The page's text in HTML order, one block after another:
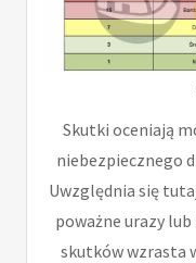
Skutki oceniają
niebezpiecznego
Uwzględnia się
poważne urazy
skutków wzrasta